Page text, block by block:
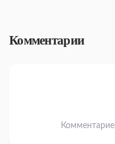
Комментарии